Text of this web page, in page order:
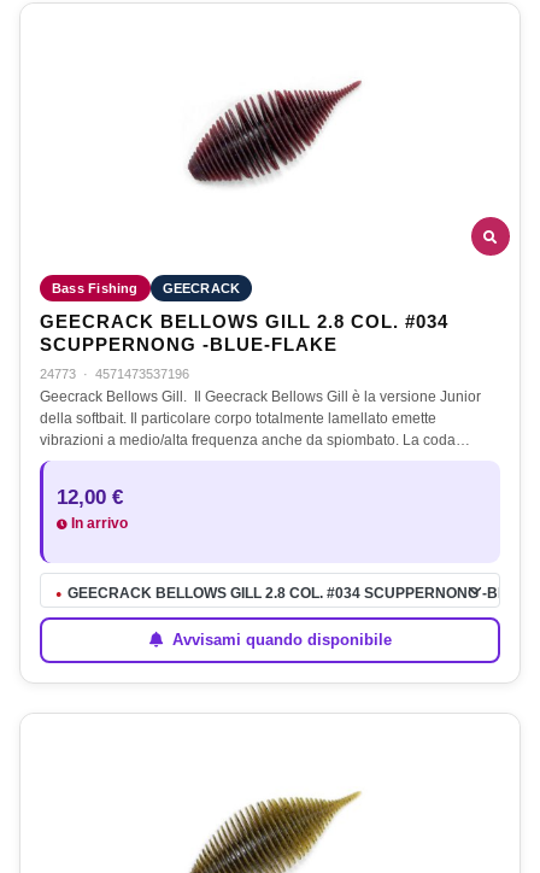
Bass Fishing GEECRACK
GEECRACK BELLOWS GILL 2.8 COL. #034
SCUPPERNONG -BLUE-FLAKE
24773 · 4571473537196
Geecrack Bellows Gill. Il Geecrack Bellows Gill è la versione Junior
della softbait. Il particolare corpo totalmente lamellato emette
vibrazioni a medio/alta frequenza anche da spiombato. La coda…
12,00 €
In arrivo
● GEECRACK BELLOWS GILL 2.8 COL. #034 SCUPPERNONG -BLUE-
Avvisami quando disponibile